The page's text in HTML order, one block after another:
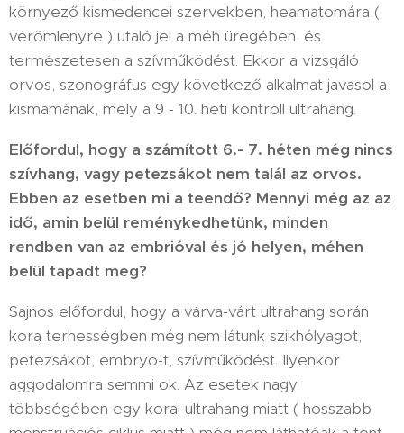
környező kismedencei szervekben, heamatomára (
vérömlenyre ) utaló jel a méh üregében, és
természetesen a szívműködést. Ekkor a vizsgáló
orvos, szonográfus egy következő alkalmat javasol a
kismamának, mely a 9 - 10. heti kontroll ultrahang.
Előfordul, hogy a számított 6.- 7. héten még nincs
szívhang, vagy petezsákot nem talál az orvos.
Ebben az esetben mi a teendő? Mennyi még az az
idő, amin belül reménykedhetünk, minden
rendben van az embrióval és jó helyen, méhen
belül tapadt meg?
Sajnos előfordul, hogy a várva-várt ultrahang során
kora terhességben még nem látunk szikhólyagot,
petezsákot, embryo-t, szívműködést. Ilyenkor
aggodalomra semmi ok. Az esetek nagy
többségében egy korai ultrahang miatt ( hosszabb